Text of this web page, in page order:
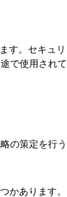
す。セキュリ
で使用されて
の策定を行う
かあります。